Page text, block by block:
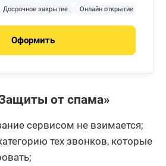
Досрочное закрытие Онлайн открытие
Оформить
от спама»
сервисом не взимается;
тех звонков, которые